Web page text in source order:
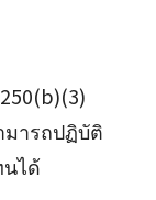
มารถปฏิบัติ
ได้